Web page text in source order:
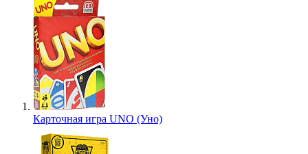
Карточная игра UNO (Уно)